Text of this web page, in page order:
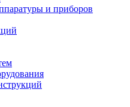
и приборов